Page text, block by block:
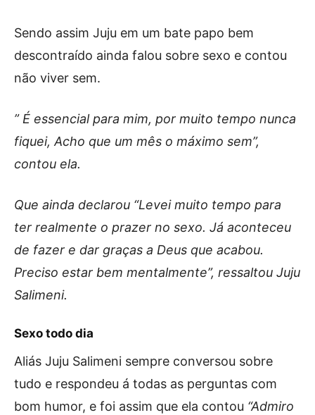
Sendo assim Juju em um bate papo bem
descontraído ainda falou sobre sexo e contou
não viver sem.
” É essencial para mim, por muito tempo nunca
fiquei, Acho que um mês o máximo sem”,
contou ela.
Que ainda declarou “Levei muito tempo para
ter realmente o prazer no sexo. Já aconteceu
de fazer e dar graças a Deus que acabou.
Preciso estar bem mentalmente”, ressaltou Juju
Salimeni.
Sexo todo dia
Aliás Juju Salimeni sempre conversou sobre
tudo e respondeu á todas as perguntas com
bom humor, e foi assim que ela contou “Admiro